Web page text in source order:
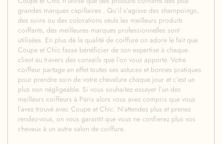
grandes marques capillaires . Qu’il s’agisse des shampoings,
des soins ou des colorations seuls les meilleurs produits
coiffants, des meilleures marques professionnelles sont
utilisées. En plus de la qualité de coiffure on adore le fait que
Coupe et Chic fasse bénéficier de son expertise à chaque
client au travers des conseils que l’on vous apporte. Votre
coiffeur partage en effet toutes ses astuces et bonnes pratiques
pour prendre soin de votre chevelure chaque jour et c’est un
plus non négligeable. Si vous souhaitez essayer l’un des
meilleurs coiffeurs à Paris alors vous avez compris que vous
l’avez trouvé avec Coupe et Chic. N’attendez plus et prenez
rendez-vous, on vous garantit que vous ne confierez plus vos
cheveux à un autre salon de coiffure.